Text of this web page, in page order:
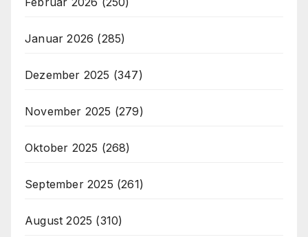
Januar 2026 (285)
Dezember 2025 (347)
November 2025 (279)
Oktober 2025 (268)
September 2025 (261)
August 2025 (310)